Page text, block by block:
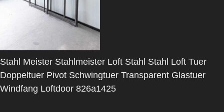
Stahl Meister Stahlmeister Loft Stahl Stahl Loft Tuer
Doppeltuer Pivot Schwingtuer Transparent Glastuer
Windfang Loftdoor 826a1425